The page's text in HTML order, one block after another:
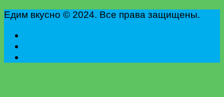
Едим вкусно © 2024. Все права защищены.